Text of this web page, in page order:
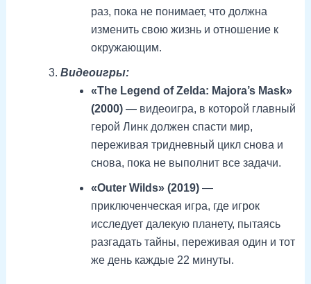
раз, пока не понимает, что должна
изменить свою жизнь и отношение к
окружающим.
Видеоигры:
«The Legend of Zelda: Majora’s Mask»
(2000) — видеоигра, в которой главный
герой Линк должен спасти мир,
переживая тридневный цикл снова и
снова, пока не выполнит все задачи.
«Outer Wilds» (2019) —
приключенческая игра, где игрок
исследует далекую планету, пытаясь
разгадать тайны, переживая один и тот
же день каждые 22 минуты.